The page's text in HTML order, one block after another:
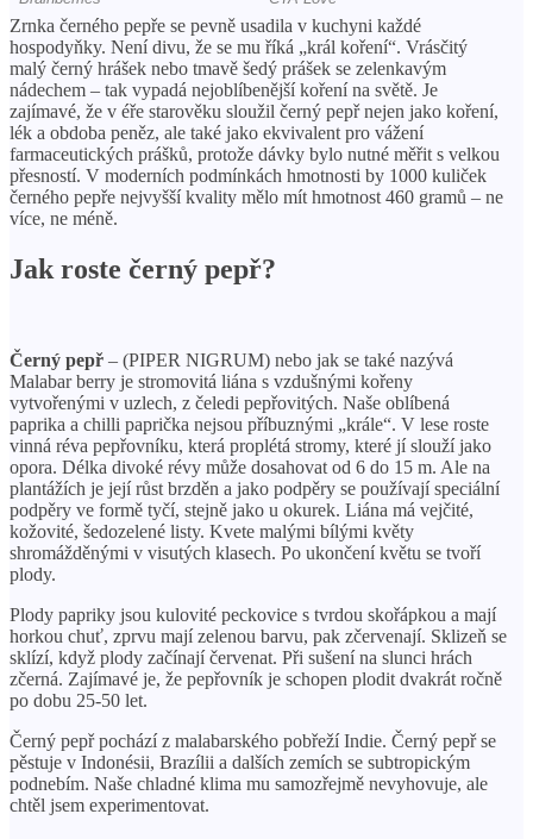
Zrnka černého pepře se pevně usadila v kuchyni každé
hospodyňky. Není divu, že se mu říká „král koření“. Vrásčitý
malý černý hrášek nebo tmavě šedý prášek se zelenkavým
nádechem – tak vypadá nejoblíbenější koření na světě. Je
zajímavé, že v éře starověku sloužil černý pepř nejen jako koření,
lék a obdoba peněz, ale také jako ekvivalent pro vážení
farmaceutických prášků, protože dávky bylo nutné měřit s velkou
přesností. V moderních podmínkách hmotnosti by 1000 kuliček
černého pepře nejvyšší kvality mělo mít hmotnost 460 gramů – ne
více, ne méně.
Jak roste černý pepř?
Černý pepř – (PIPER NIGRUM) nebo jak se také nazývá
Malabar berry je stromovitá liána s vzdušnými kořeny
vytvořenými v uzlech, z čeledi pepřovitých. Naše oblíbená
paprika a chilli paprička nejsou příbuznými „krále“. V lese roste
vinná réva pepřovníku, která proplétá stromy, které jí slouží jako
opora. Délka divoké révy může dosahovat od 6 do 15 m. Ale na
plantážích je její růst brzděn a jako podpěry se používají speciální
podpěry ve formě tyčí, stejně jako u okurek. Liána má vejčité,
kožovité, šedozelené listy. Kvete malými bílými květy
shromážděnými v visutých klasech. Po ukončení květu se tvoří
plody.
Plody papriky jsou kulovité peckovice s tvrdou skořápkou a mají
horkou chuť, zprvu mají zelenou barvu, pak zčervenají. Sklizeň se
sklízí, když plody začínají červenat. Při sušení na slunci hrách
zčerná. Zajímavé je, že pepřovník je schopen plodit dvakrát ročně
po dobu 25-50 let.
Černý pepř pochází z malabarského pobřeží Indie. Černý pepř se
pěstuje v Indonésii, Brazílii a dalších zemích se subtropickým
podnebím. Naše chladné klima mu samozřejmě nevyhovuje, ale
chtěl jsem experimentovat.